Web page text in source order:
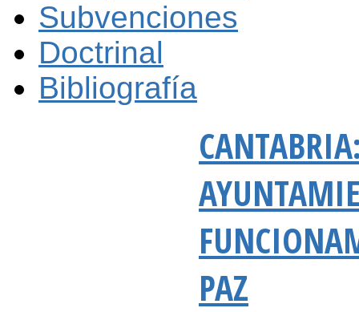
Subvenciones
Doctrinal
Bibliografía
PAZ